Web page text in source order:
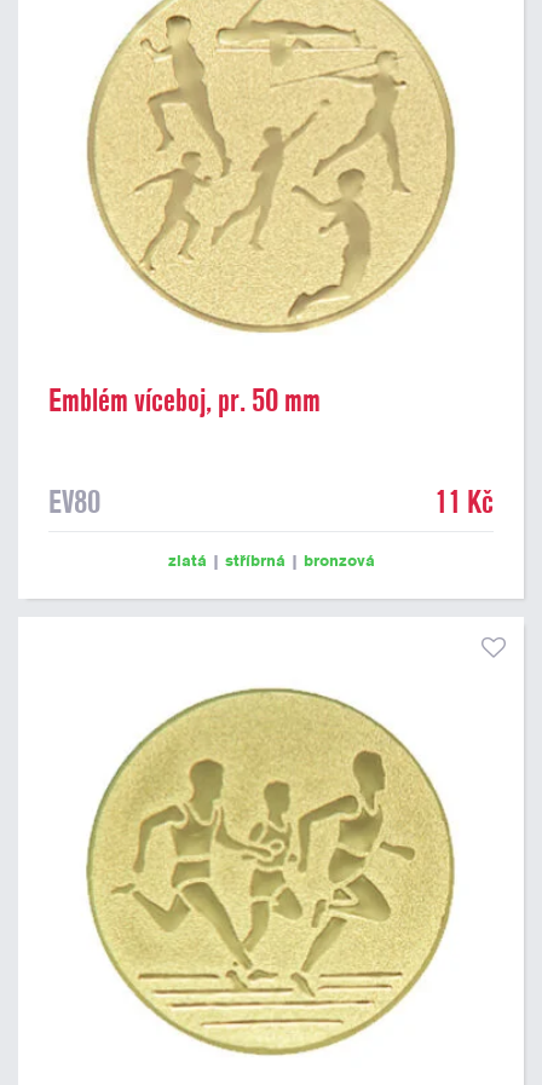
Emblém víceboj, pr. 50 mm
EV80 11 Kč
zlatá | stříbrná | bronzová